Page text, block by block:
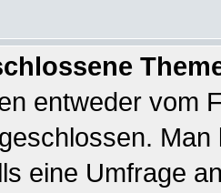
entweder vom
eine Umfrage